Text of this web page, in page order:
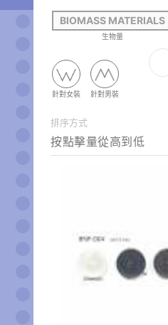
BIOMASS MATERIALS
生物量
針對女裝 針對男裝
排序方式